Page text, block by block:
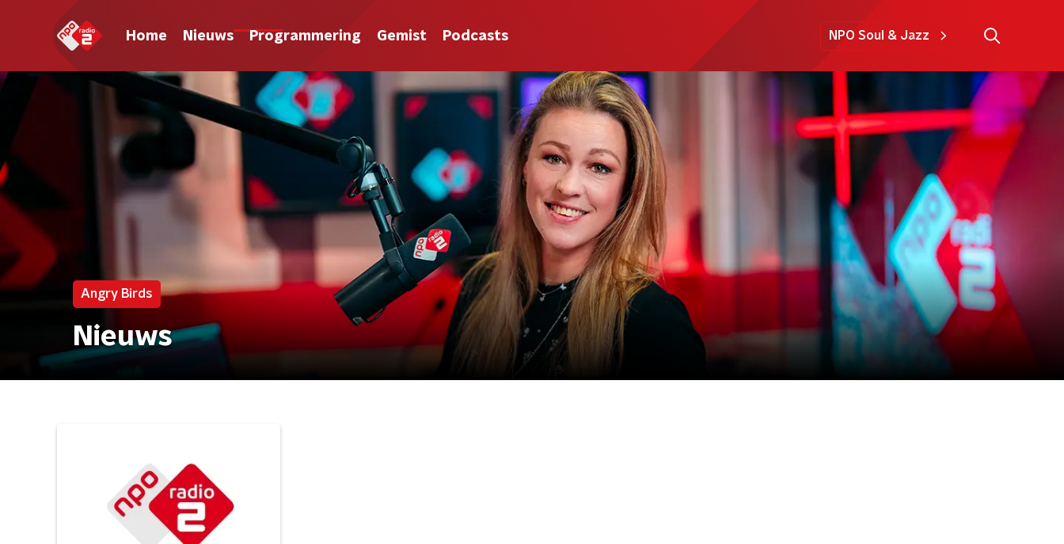
Home Nieuws Programmering Gemist Podcasts NPO Soul & Jazz
Angry Birds
Nieuws